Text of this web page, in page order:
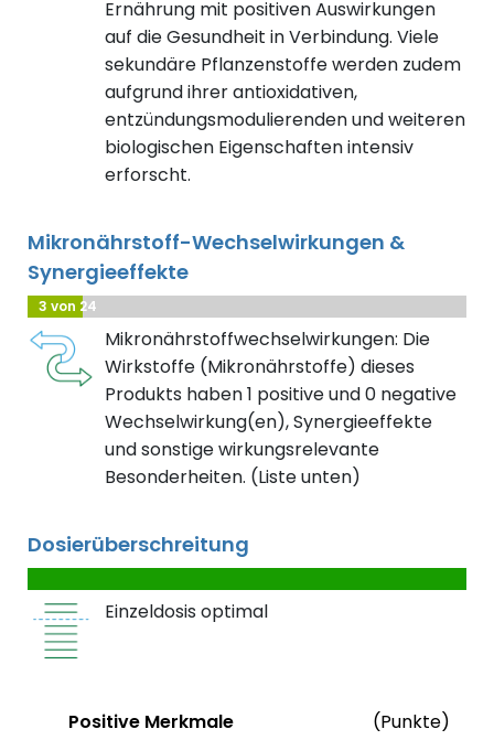
Ernährung mit positiven Auswirkungen
auf die Gesundheit in Verbindung. Viele
sekundäre Pflanzenstoffe werden zudem
aufgrund ihrer antioxidativen,
entzündungsmodulierenden und weiteren
biologischen Eigenschaften intensiv
erforscht.
Mikronährstoff-Wechselwirkungen &
Synergieeffekte
3 von 24
Mikronährstoffwechselwirkungen: Die
Wirkstoffe (Mikronährstoffe) dieses
Produkts haben 1 positive und 0 negative
Wechselwirkung(en), Synergieeffekte
und sonstige wirkungsrelevante
Besonderheiten. (Liste unten)
Dosierüberschreitung
Einzeldosis optimal
StatusPositive Merkmale (Punkte)